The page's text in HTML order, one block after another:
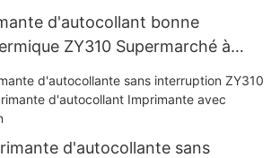
d'autocollant bonne
ZY310 Supermarché à
de Barbar Barcode
Imprimante thermique
d'autocollante sans